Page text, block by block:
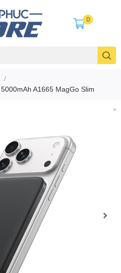
0
/
A1665 MagGo Slim